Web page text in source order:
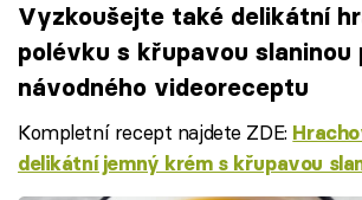
Vyzkoušejte také delikátní
polévku s křupavou slaninou
návodného videoreceptu
Kompletní recept najdete ZDE:
delikátní jemný krém s křupavou